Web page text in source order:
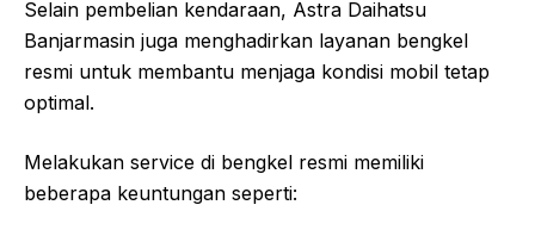
Selain pembelian kendaraan, Astra Daihatsu
Banjarmasin juga menghadirkan layanan bengkel
resmi untuk membantu menjaga kondisi mobil tetap
optimal.
Melakukan service di bengkel resmi memiliki
beberapa keuntungan seperti: